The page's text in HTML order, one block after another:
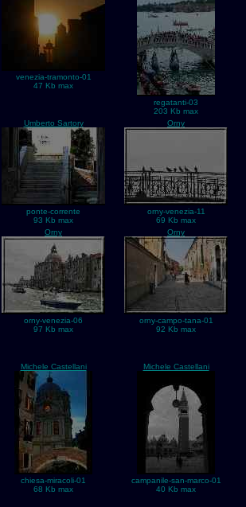
venezia-tramonto-01
47 Kb max
regatanti-03
203 Kb max
Umberto Sartory
ponte-corrente
93 Kb max
Orny
orny-venezia-11
69 Kb max
Orny
orny-venezia-06
97 Kb max
Orny
orny-campo-tana-01
92 Kb max
Michele Castellani
chiesa-miracoli-01
68 Kb max
Michele Castellani
campanile-san-marco-01
40 Kb max